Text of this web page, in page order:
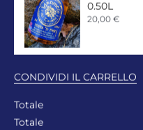
0.50L
20,00 €
CONDIVIDI IL CARRELLO
Totale
Totale